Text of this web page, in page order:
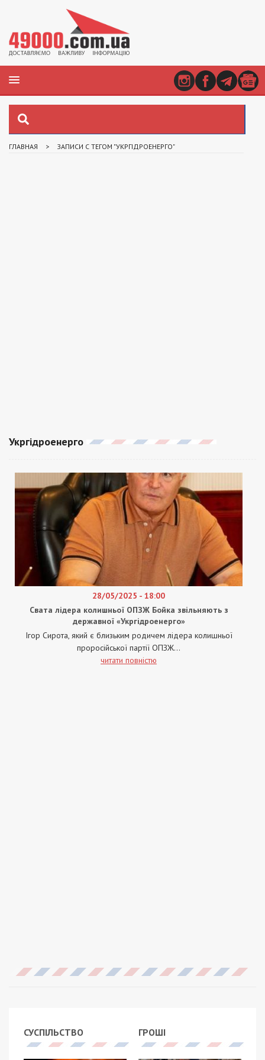
ГЛАВНАЯ > ЗАПИСИ С ТЕГОМ "УКРГІДРОЕНЕРГО"
Укргідроенерго
28/05/2025 - 18:00
Свата лідера колишньої ОПЗЖ Бойка звільняють з
державної «Укргідроенерго»
Ігор Сирота, який є близьким родичем лідера колишньої
проросійської партії ОПЗЖ...
читати повністю
СУСПІЛЬСТВО ГРОШІ